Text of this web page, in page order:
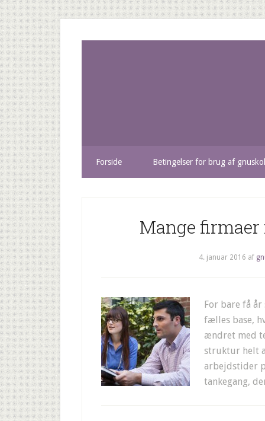
Forside Betingelser for brug af
Mange
4. januar 2016 af
For bare få
fælles base,
ændret med
struktur helt
arbejdstider
tankegang,